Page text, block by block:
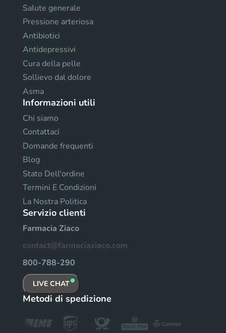
Salute generale
Pressione arteriosa
Antibiotici
Antidepressivi
Cura della pelle
Sollievo dal dolore
Asma
Informazioni utili
Chi siamo
Contattaci
Domande frequenti
Blog
Stato Dell'ordine
Termini E Condizioni
La Nostra Politica
Servizio clienti
Farmacia Ziaco
contact@farmaciaziaco.com
800-788-290
LIVE CHAT
Metodi di spedizione